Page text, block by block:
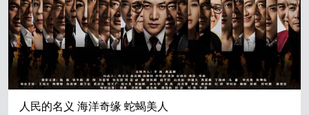
人民的名义 海洋奇缘 蛇蝎美人